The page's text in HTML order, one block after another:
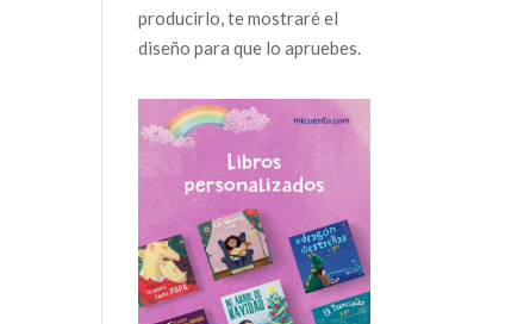
producirlo, te mostraré el
diseño para que lo apruebes.